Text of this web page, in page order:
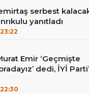
serbest
yanıtladı
23:22
Emir ‘Geçmişte
dedi, İYİ
22:30